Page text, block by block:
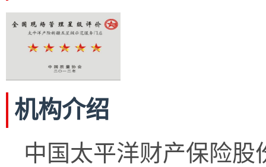
机构介绍
中国太平洋财产保险